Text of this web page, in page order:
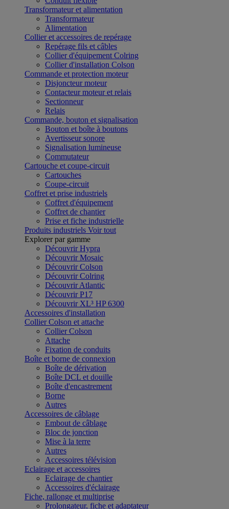
Transformateur et alimentation
Transformateur
Alimentation
Collier et accessoires de repérage
Repérage fils et câbles
Collier d'équipement Colring
Collier d'installation Colson
Commande et protection moteur
Disjoncteur moteur
Contacteur moteur et relais
Sectionneur
Relais
Commande, bouton et signalisation
Bouton et boîte à boutons
Avertisseur sonore
Signalisation lumineuse
Commutateur
Cartouche et coupe-circuit
Cartouches
Coupe-circuit
Coffret et prise industriels
Coffret d'équipement
Coffret de chantier
Prise et fiche industrielle
Produits industriels Voir tout
Explorer par gamme
Découvrir Hypra
Découvrir Mosaic
Découvrir Colson
Découvrir Colring
Découvrir Atlantic
Découvrir P17
Découvrir XL³ HP 6300
Accessoires d'installation
Collier Colson et attache
Collier Colson
Attache
Fixation de conduits
Boîte et borne de connexion
Boîte de dérivation
Boîte DCL et douille
Boîte d'encastrement
Borne
Autres
Accessoires de câblage
Embout de câblage
Bloc de jonction
Mise à la terre
Autres
Accessoires télévision
Eclairage et accessoires
Eclairage de chantier
Accessoires d'éclairage
Fiche, rallonge et multiprise
Prolongateur, fiche et adaptateur